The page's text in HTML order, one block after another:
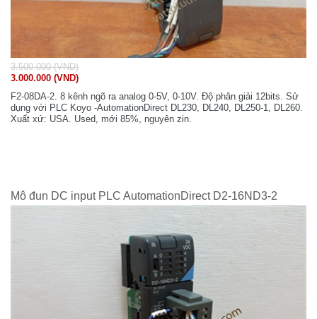
3.500.000 (VND)
3.000.000 (VND)
F2-08DA-2. 8 kênh ngõ ra analog 0-5V, 0-10V. Độ phân giải 12bits. Sử
dụng với PLC Koyo -AutomationDirect DL230, DL240, DL250-1, DL260.
Xuất xứ: USA. Used, mới 85%, nguyên zin.
Mô đun DC input PLC AutomationDirect D2-16ND3-2